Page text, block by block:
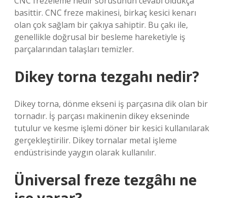
basittir. CNC freze makinesi, birkaç kesici kenarı
olan çok sağlam bir çakıya sahiptir. Bu çakı ile,
genellikle doğrusal bir besleme hareketiyle iş
parçalarından talaşları temizler.
Dikey torna tezgahı nedir?
Dikey torna, dönme ekseni iş parçasına dik olan bir
tornadır. İş parçası makinenin dikey ekseninde
tutulur ve kesme işlemi döner bir kesici kullanılarak
gerçekleştirilir. Dikey tornalar metal işleme
endüstrisinde yaygın olarak kullanılır.
Üniversal freze tezgâhı ne